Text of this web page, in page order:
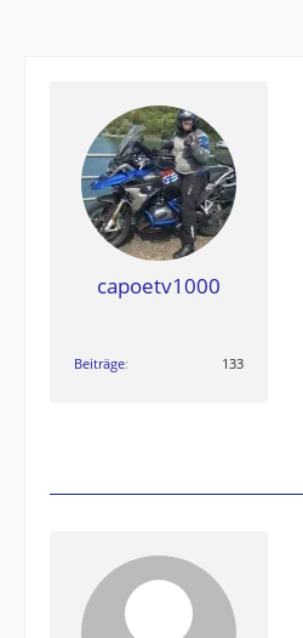
capoetv1000
Beiträge 133